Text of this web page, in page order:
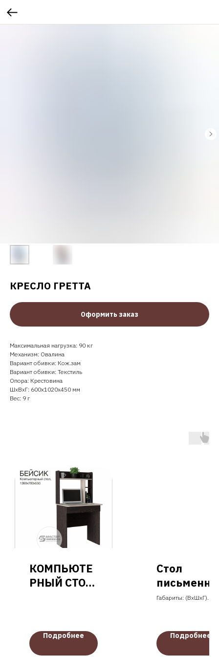
КРЕСЛО ГРЕТТА
Оформить заказ
Максимальная нагрузка: 90 кг
Механизм: Овалина
Вариант обивки: Кож.зам
Вариант обивки: Текстиль
Опора: Крестовина
ШxВxГ: 600x1020x450 мм
Вес: 9 г
КОМПЬЮТЕ
РНЫЙ СТОЛ
Подробнее
Стол
й
Габариты: (ВхШхГ)
Подробнее